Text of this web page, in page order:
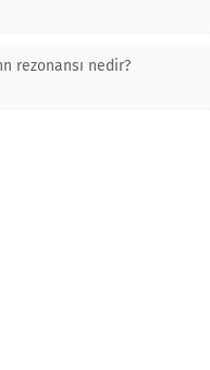
rezonansı nedir?